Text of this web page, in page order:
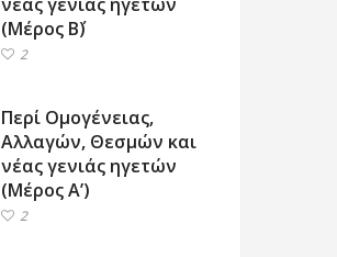
(Μέρος Β΄)
2
Περί Ομογένειας,
Αλλαγών, Θεσμών και
νέας γενιάς ηγετών
(Μέρος Α’)
2